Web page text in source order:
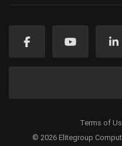
© 2026 Elitegroup
Terms of